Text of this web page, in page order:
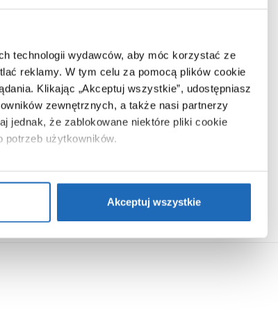
technologii wydawców, aby móc korzystać ze
reklamy. W tym celu za pomocą plików cookie
Klikając „Akceptuj wszystkie”, udostępniasz
zewnętrznych, a także nasi partnerzy
jednak, że zablokowane niektóre pliki cookie
potrzeb użytkowników.
plików cookie”.Jeśli chcesz uzyskać
Akceptuj wszystkie
204 cm